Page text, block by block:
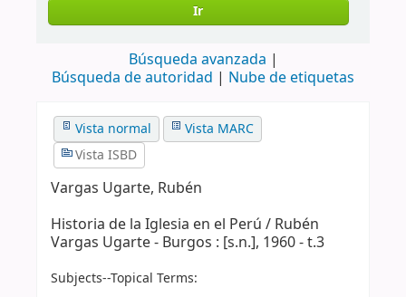
Ir
Búsqueda avanzada
Búsqueda de autoridad
Nube de etiquetas
Vista normal
Vista MARC
Vista ISBD
Vargas Ugarte, Rubén
Historia de la Iglesia en el Perú / Rubén
Vargas Ugarte - Burgos : [s.n.], 1960 - t.3
Subjects--Topical Terms: